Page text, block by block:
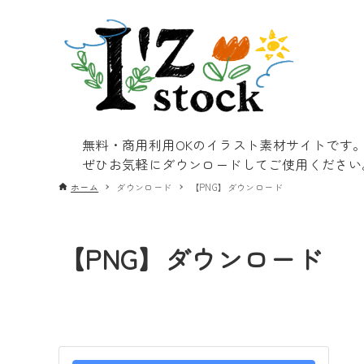
無料・商用利用OKのイラスト素材サイトです
ぜひお気軽にダウンロードしてご使用くださ
ホーム ダウンロード 【PNG】ダウンロード
【PNG】ダウンロード